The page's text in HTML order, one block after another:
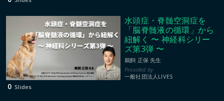
01:06:17
水頭症・脊髄空洞症を
「脳脊髄液の循環」から
紐解く 〜 神経科シリー
ズ第3弾 〜
鵜飼 正保 先生
一般社団法人LIVES
0 Slides